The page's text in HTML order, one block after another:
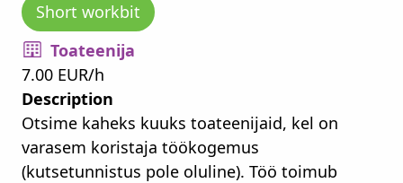
Short workbit
Toateenija
7.00 EUR/h
Description
Otsime kaheks kuuks toateenijaid, kel on
varasem koristaja töökogemus
(kutsetunnistus pole oluline). Töö toimub